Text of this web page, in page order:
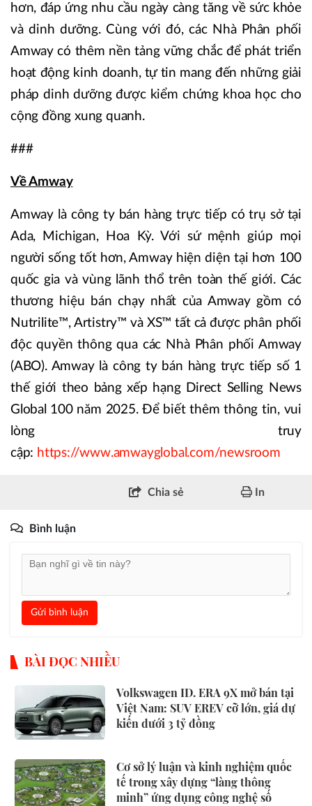
hơn, đáp ứng nhu cầu ngày càng tăng về sức khỏe
và dinh dưỡng. Cùng với đó, các Nhà Phân phối
Amway có thêm nền tảng vững chắc để phát triển
hoạt động kinh doanh, tự tin mang đến những giải
pháp dinh dưỡng được kiểm chứng khoa học cho
cộng đồng xung quanh.
###
Về Amway
Amway là công ty bán hàng trực tiếp có trụ sở tại
Ada, Michigan, Hoa Kỳ. Với sứ mệnh giúp mọi
người sống tốt hơn, Amway hiện diện tại hơn 100
quốc gia và vùng lãnh thổ trên toàn thế giới. Các
thương hiệu bán chạy nhất của Amway gồm có
Nutrilite™, Artistry™ và XS™ tất cả được phân phối
độc quyền thông qua các Nhà Phân phối Amway
(ABO). Amway là công ty bán hàng trực tiếp số 1
thế giới theo bảng xếp hạng Direct Selling News
Global 100 năm 2025. Để biết thêm thông tin, vui
lòng truy
cập: https://www.amwayglobal.com/newsroom
Chia sẻ In
Bình luận
Gửi bình luận
BÀI ĐỌC NHIỀU
Volkswagen ID. ERA 9X mở bán tại
Việt Nam: SUV EREV cỡ lớn, giá dự
kiến dưới 3 tỷ đồng
Cơ sở lý luận và kinh nghiệm quốc
tế trong xây dựng “làng thông
minh” ứng dụng công nghệ số